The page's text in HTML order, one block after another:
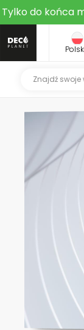
Tylko do końca